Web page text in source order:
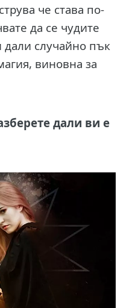
че става по-
да се чудите
случайно пък
виновна за
дали ви е